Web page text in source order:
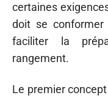
certaines
doit se
faciliter la
rangement.
Le premier